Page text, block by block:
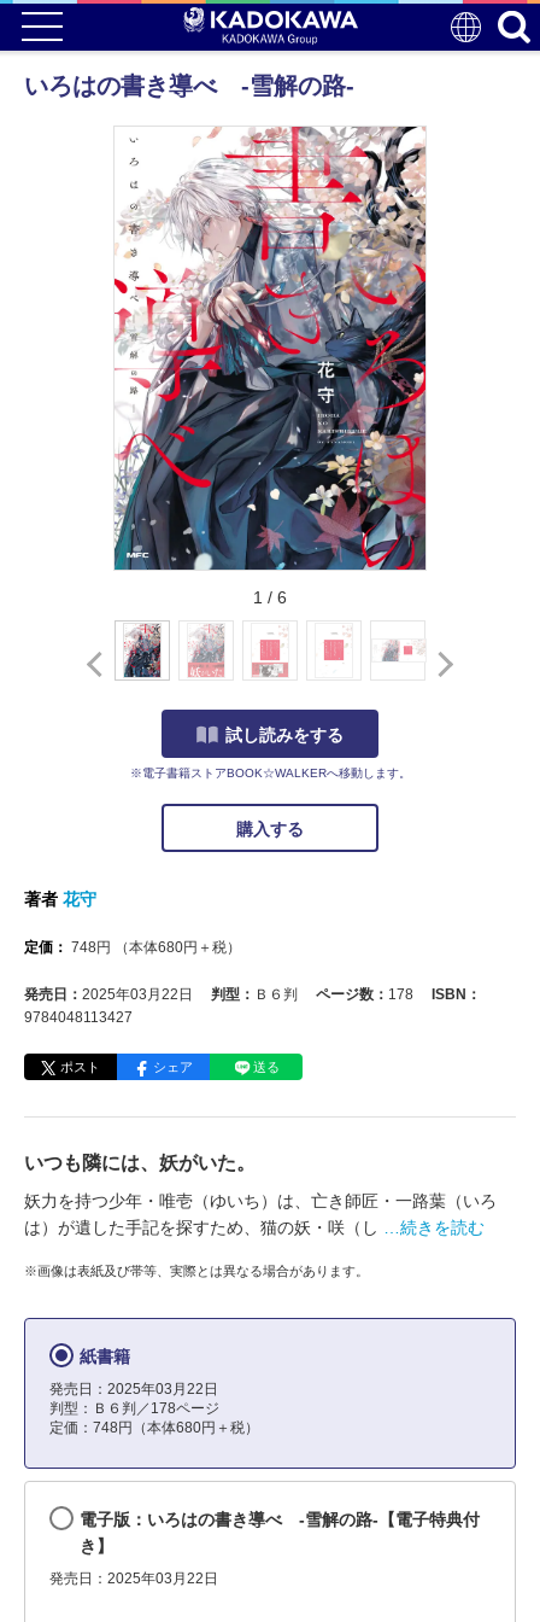
いろはの書き導べ -雪解の路-
1 / 6
試し読みをする
※電子書籍ストアBOOK☆WALKERへ移動します。
購入する
著者 花守
定価： 748円 （本体680円＋税）
発売日： 2025年03月22日 判型： Ｂ６判 ページ数： 178
ISBN：
9784048113427
ポスト シェア 送る
いつも隣には、妖がいた。
妖力を持つ少年・唯壱（ゆいち）は、亡き師匠・一路葉（いろ
は）が遺した手記を探すため、猫の妖・咲（し
…続きを読む
※画像は表紙及び帯等、実際とは異なる場合があります。
紙書籍
発売日：2025年03月22日
判型：Ｂ６判／178ページ
定価：748円（本体680円＋税）
電子版：いろはの書き導べ -雪解の路-【電子特典付
き】
発売日：2025年03月22日